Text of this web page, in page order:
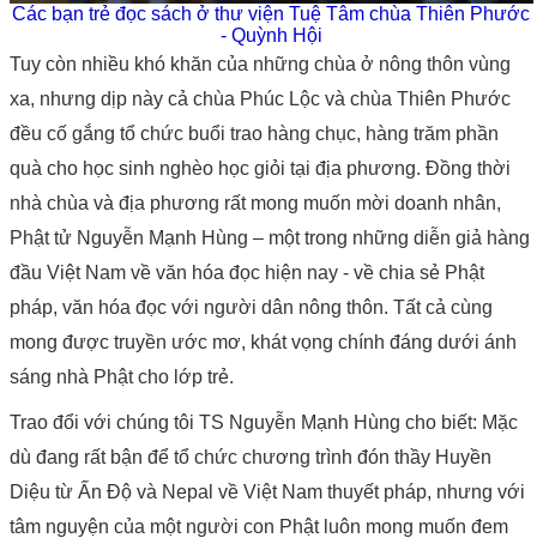
Các bạn trẻ đọc sách ở thư viện Tuệ Tâm chùa Thiên Phước
- Quỳnh Hội
Tuy còn nhiều khó khăn của những chùa ở nông thôn vùng
xa, nhưng dịp này cả chùa Phúc Lộc và chùa Thiên Phước
đều cố gắng tổ chức buổi trao hàng chục, hàng trăm phần
quà cho học sinh nghèo học giỏi tại địa phương. Đồng thời
nhà chùa và địa phương rất mong muốn mời doanh nhân,
Phật tử Nguyễn Mạnh Hùng – một trong những diễn giả hàng
đầu Việt Nam về văn hóa đọc hiện nay - về chia sẻ Phật
pháp, văn hóa đọc với người dân nông thôn. Tất cả cùng
mong được truyền ước mơ, khát vọng chính đáng dưới ánh
sáng nhà Phật cho lớp trẻ.
Trao đổi với chúng tôi TS Nguyễn Mạnh Hùng cho biết: Mặc
dù đang rất bận để tổ chức chương trình đón thầy Huyền
Diệu từ Ấn Độ và Nepal về Việt Nam thuyết pháp, nhưng với
tâm nguyện của một người con Phật luôn mong muốn đem